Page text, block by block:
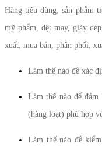
Hàng tiêu dùng, sản phẩm
mỹ phẩm, dệt may, giày
xuất, mua bán, phân phối,
Làm thế nào để xác
Làm thế nào để đảm
(hàng loạt) phù hợp
Làm thế nào để